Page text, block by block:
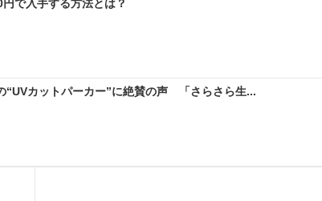
で入手する方法とは？
“UVカットパーカー”に絶賛の声 「さらさら生...